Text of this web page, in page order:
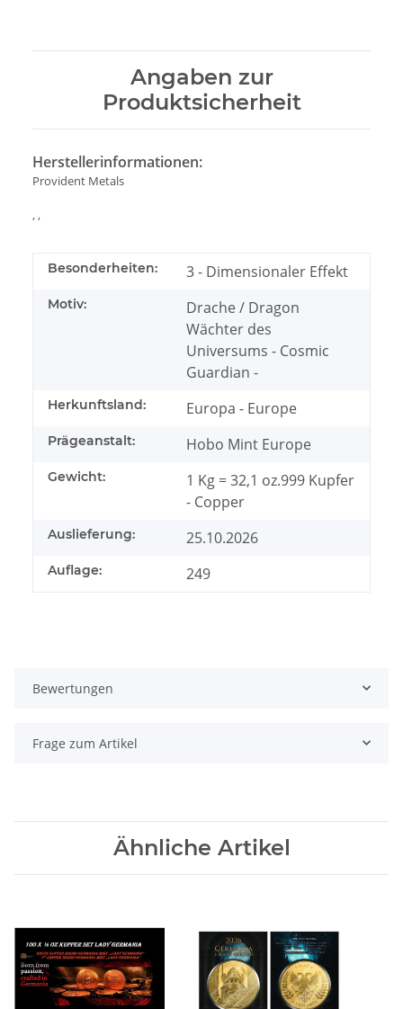
Angaben zur
Produktsicherheit
Herstellerinformationen:
Provident Metals
, ,
Besonderheiten: 3 - Dimensionaler Effekt
Motiv:
Drache / Dragon
Wächter des
Universums - Cosmic
Guardian -
Herkunftsland: Europa - Europe
Prägeanstalt: Hobo Mint Europe
Gewicht:
1 Kg = 32,1 oz.999 Kupfer
- Copper
Auslieferung: 25.10.2026
Auflage: 249
Bewertungen
Frage zum Artikel
Ähnliche Artikel